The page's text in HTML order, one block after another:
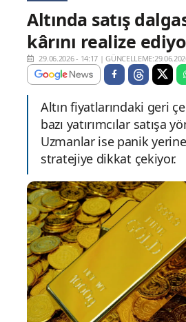
Altında satış
kârını realize
29.06.2026 - 14:17 |
Altın fiyatlarındaki geri
bazı yatırımcılar satışa
Uzmanlar ise panik
stratejiye dikkat çekiyor.